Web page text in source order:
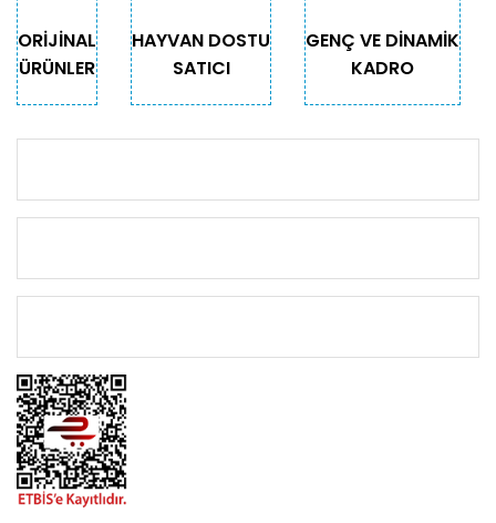
Gönder
ORİJİNAL
ÜRÜNLER
HAYVAN DOSTU
SATICI
GENÇ VE DİNAMİK
KADRO